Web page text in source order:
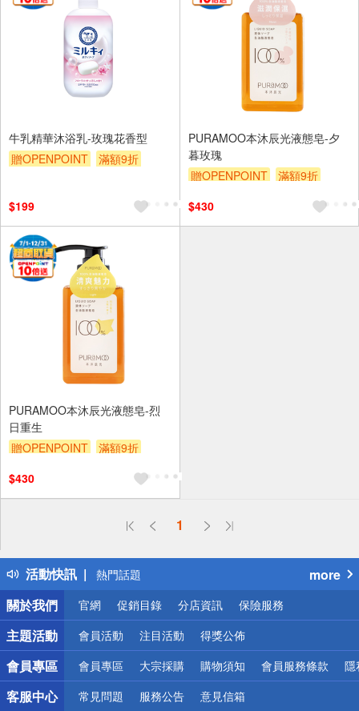
牛乳精華沐浴乳-玫瑰花香型
贈OPENPOINT
滿額9折
$199
PURAMOO本沐辰光液態皂-夕
暮玫瑰
贈OPENPOINT
滿額9折
$430
PURAMOO本沐辰光液態皂-烈
日重生
贈OPENPOINT
滿額9折
$430
1
活動快訊
偏遠地區配送
得獎公告
熱門話題
銀行優惠
偏遠地區配送
詐騙網頁！請小心！
more
關於我們
官網 促銷目錄 分店資訊 保險服務
主題活動 會員活動 注目活動 得獎公佈
會員專區 會員專區 大宗採購 購物須知 會員服務條款 隱
客服中心 常見問題 服務公告 意見信箱